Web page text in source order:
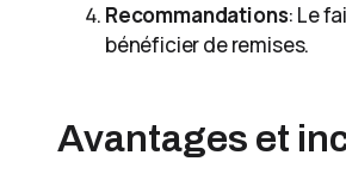
Recommandations: Le
bénéficier de remises.
Avantages et